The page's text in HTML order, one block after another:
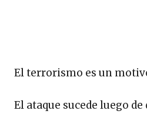
El terrorismo es un
El ataque sucede luego